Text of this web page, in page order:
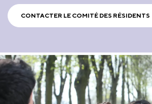
CONTACTER LE COMITÉ DES RÉSIDENTS